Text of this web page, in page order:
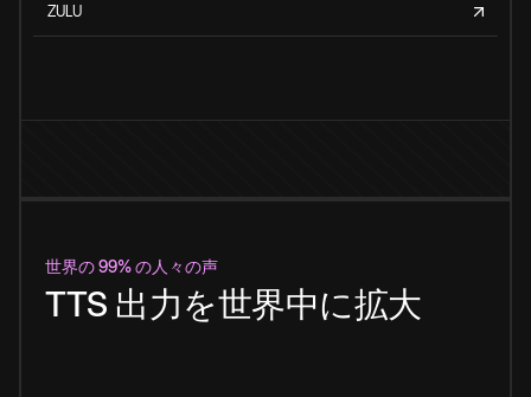
ZULU
世界の 99% の人々の声
TTS 出力を世界中に拡大